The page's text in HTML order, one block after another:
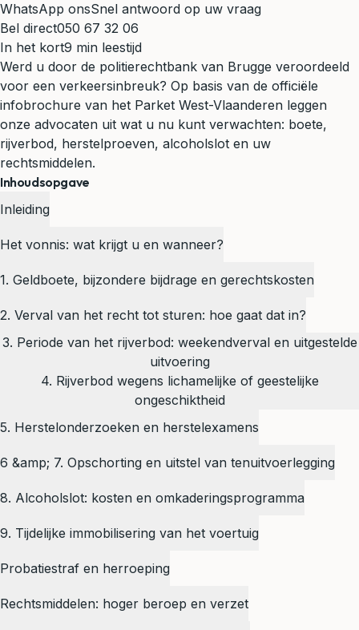
WhatsApp onsSnel antwoord op uw vraag
Bel direct050 67 32 06
In het kort9 min leestijd
Werd u door de politierechtbank van Brugge veroordeeld
voor een verkeersinbreuk? Op basis van de officiële
infobrochure van het Parket West-Vlaanderen leggen
onze advocaten uit wat u nu kunt verwachten: boete,
rijverbod, herstelproeven, alcoholslot en uw
rechtsmiddelen.
Inhoudsopgave
Inleiding
Het vonnis: wat krijgt u en wanneer?
1. Geldboete, bijzondere bijdrage en gerechtskosten
2. Verval van het recht tot sturen: hoe gaat dat in?
3. Periode van het rijverbod: weekendverval en uitgestelde
uitvoering
4. Rijverbod wegens lichamelijke of geestelijke
ongeschiktheid
5. Herstelonderzoeken en herstelexamens
6 &amp; 7. Opschorting en uitstel van tenuitvoerlegging
8. Alcoholslot: kosten en omkaderingsprogramma
9. Tijdelijke immobilisering van het voertuig
Probatiestraf en herroeping
Rechtsmiddelen: hoger beroep en verzet